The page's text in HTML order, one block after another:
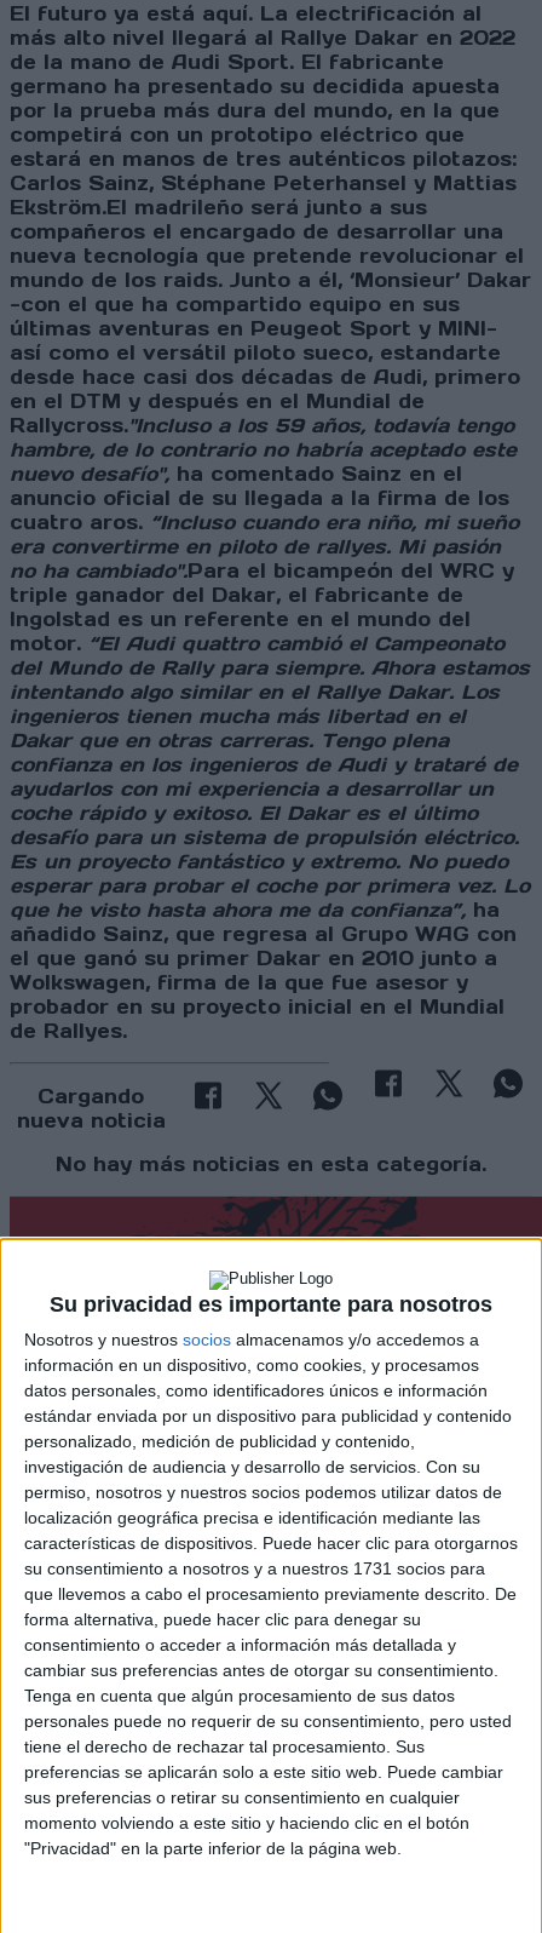
Su privacidad es importante para nosotros
Nosotros y nuestros socios almacenamos y/o accedemos a
información en un dispositivo, como cookies, y procesamos
datos personales, como identificadores únicos e información
estándar enviada por un dispositivo para publicidad y contenido
personalizado, medición de publicidad y contenido,
investigación de audiencia y desarrollo de servicios. Con su
permiso, nosotros y nuestros socios podemos utilizar datos de
localización geográfica precisa e identificación mediante las
características de dispositivos. Puede hacer clic para otorgarnos
su consentimiento a nosotros y a nuestros 1731 socios para
que llevemos a cabo el procesamiento previamente descrito. De
forma alternativa, puede hacer clic para denegar su
consentimiento o acceder a información más detallada y
cambiar sus preferencias antes de otorgar su consentimiento.
Tenga en cuenta que algún procesamiento de sus datos
personales puede no requerir de su consentimiento, pero usted
tiene el derecho de rechazar tal procesamiento. Sus
preferencias se aplicarán solo a este sitio web. Puede cambiar
sus preferencias o retirar su consentimiento en cualquier
momento volviendo a este sitio y haciendo clic en el botón
"Privacidad" en la parte inferior de la página web.
El futuro ya está aquí. La electrificación al
más alto nivel llegará al Rallye Dakar en 2022
de la mano de Audi Sport. El fabricante
germano ha presentado su decidida apuesta
por la prueba más dura del mundo, en la que
competirá con un prototipo eléctrico que
estará en manos de tres auténticos pilotazos:
Carlos Sainz, Stéphane Peterhansel y Mattias
Ekström.El madrileño será junto a sus
compañeros el encargado de desarrollar una
nueva tecnología que pretende revolucionar el
mundo de los raids. Junto a él, ‘Monsieur’ Dakar
-con el que ha compartido equipo en sus
últimas aventuras en Peugeot Sport y MINI-
así como el versátil piloto sueco, estandarte
desde hace casi dos décadas de Audi, primero
en el DTM y después en el Mundial de
Rallycross."Incluso a los 59 años, todavía tengo
hambre, de lo contrario no habría aceptado este
nuevo desafío", ha comentado Sainz en el
anuncio oficial de su llegada a la firma de los
cuatro aros. “Incluso cuando era niño, mi sueño
era convertirme en piloto de rallyes. Mi pasión
no ha cambiado".Para el bicampeón del WRC y
triple ganador del Dakar, el fabricante de
Ingolstad es un referente en el mundo del
motor. “El Audi quattro cambió el Campeonato
del Mundo de Rally para siempre. Ahora estamos
intentando algo similar en el Rallye Dakar. Los
ingenieros tienen mucha más libertad en el
Dakar que en otras carreras. Tengo plena
confianza en los ingenieros de Audi y trataré de
ayudarlos con mi experiencia a desarrollar un
coche rápido y exitoso. El Dakar es el último
desafío para un sistema de propulsión eléctrico.
Es un proyecto fantástico y extremo. No puedo
esperar para probar el coche por primera vez. Lo
que he visto hasta ahora me da confianza”, ha
añadido Sainz, que regresa al Grupo WAG con
el que ganó su primer Dakar en 2010 junto a
Wolkswagen, firma de la que fue asesor y
probador en su proyecto inicial en el Mundial
de Rallyes.
Cargando
nueva noticia
No hay más noticias en esta categoría.
Rallyes
WRC
S-CER
ERC
CERA
CERT
Internacionales
Campeonatos Autonómicos
Históricos
Dakar
RallyCross
Circuitos
F1
Fórmula E
F2 / F3 / F4
Resistencia